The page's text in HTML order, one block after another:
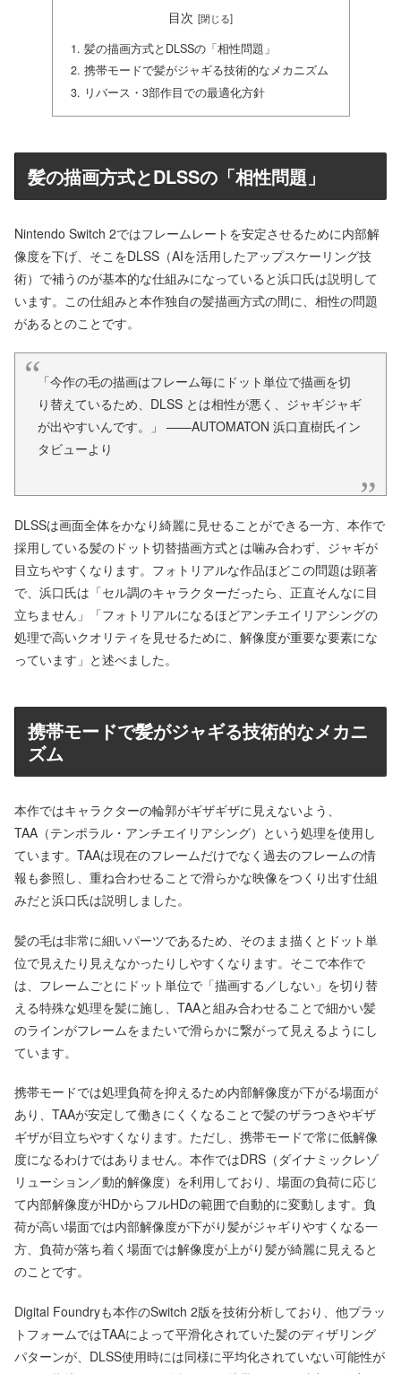
目次
髪の描画方式とDLSSの「相性問題」
携帯モードで髪がジャギる技術的なメカニズム
リバース・3部作目での最適化方針
髪の描画方式とDLSSの「相性問題」
Nintendo Switch 2ではフレームレートを安定させるために内部解
像度を下げ、そこをDLSS（AIを活用したアップスケーリング技
術）で補うのが基本的な仕組みになっていると浜口氏は説明して
います。この仕組みと本作独自の髪描画方式の間に、相性の問題
があるとのことです。
「今作の毛の描画はフレーム毎にドット単位で描画を切
り替えているため、DLSS とは相性が悪く、ジャギジャギ
が出やすいんです。」 ——AUTOMATON 浜口直樹氏イン
タビューより
DLSSは画面全体をかなり綺麗に見せることができる一方、本作で
採用している髪のドット切替描画方式とは噛み合わず、ジャギが
目立ちやすくなります。フォトリアルな作品ほどこの問題は顕著
で、浜口氏は「セル調のキャラクターだったら、正直そんなに目
立ちません」「フォトリアルになるほどアンチエイリアシングの
処理で高いクオリティを見せるために、解像度が重要な要素にな
っています」と述べました。
携帯モードで髪がジャギる技術的なメカニ
ズム
本作ではキャラクターの輪郭がギザギザに見えないよう、
TAA（テンポラル・アンチエイリアシング）という処理を使用し
ています。TAAは現在のフレームだけでなく過去のフレームの情
報も参照し、重ね合わせることで滑らかな映像をつくり出す仕組
みだと浜口氏は説明しました。
髪の毛は非常に細いパーツであるため、そのまま描くとドット単
位で見えたり見えなかったりしやすくなります。そこで本作で
は、フレームごとにドット単位で「描画する／しない」を切り替
える特殊な処理を髪に施し、TAAと組み合わせることで細かい髪
のラインがフレームをまたいで滑らかに繋がって見えるようにし
ています。
携帯モードでは処理負荷を抑えるため内部解像度が下がる場面が
あり、TAAが安定して働きにくくなることで髪のザラつきやギザ
ギザが目立ちやすくなります。ただし、携帯モードで常に低解像
度になるわけではありません。本作ではDRS（ダイナミックレゾ
リューション／動的解像度）を利用しており、場面の負荷に応じ
て内部解像度がHDからフルHDの範囲で自動的に変動します。負
荷が高い場面では内部解像度が下がり髪がジャギりやすくなる一
方、負荷が落ち着く場面では解像度が上がり髪が綺麗に見えると
のことです。
Digital Foundryも本作のSwitch 2版を技術分析しており、他プラッ
トフォームではTAAによって平滑化されていた髪のディザリング
パターンが、DLSS使用時には同様に平均化されていない可能性が